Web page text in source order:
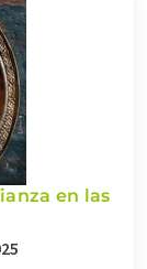
en las